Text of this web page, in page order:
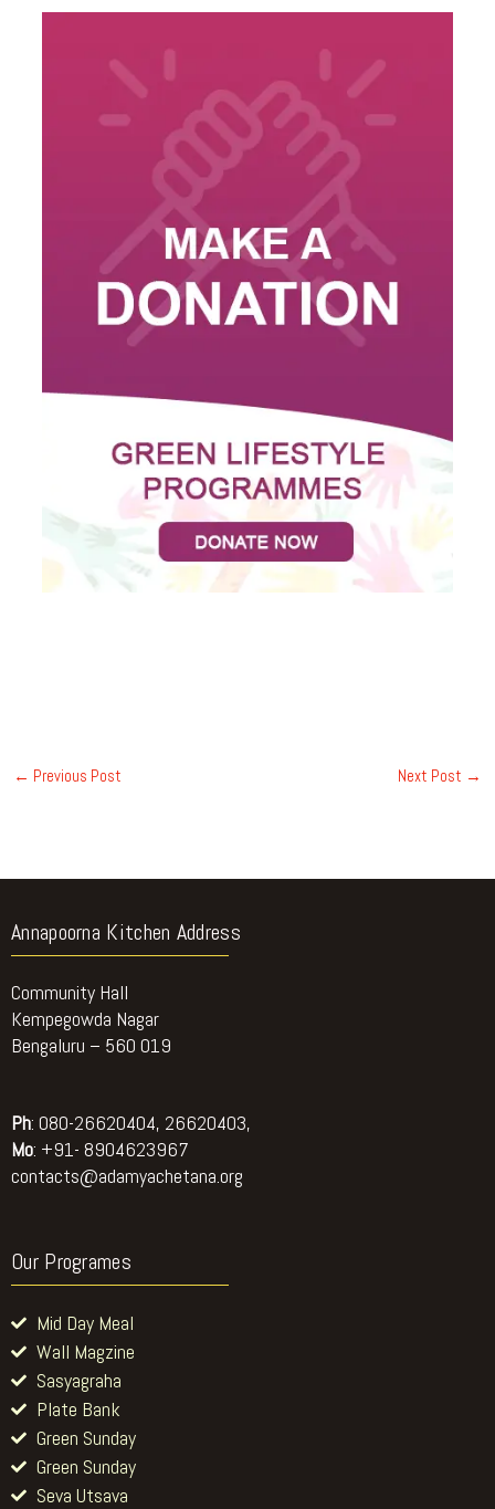
← Previous Post Next Post →
Annapoorna Kitchen Address
Community Hall
Kempegowda Nagar
Bengaluru – 560 019
Ph: 080-26620404, 26620403,
Mo: +91- 8904623967
contacts@adamyachetana.org
Our Programes
Mid Day Meal
Wall Magzine
Sasyagraha
Plate Bank
Green Sunday
Green Sunday
Seva Utsava